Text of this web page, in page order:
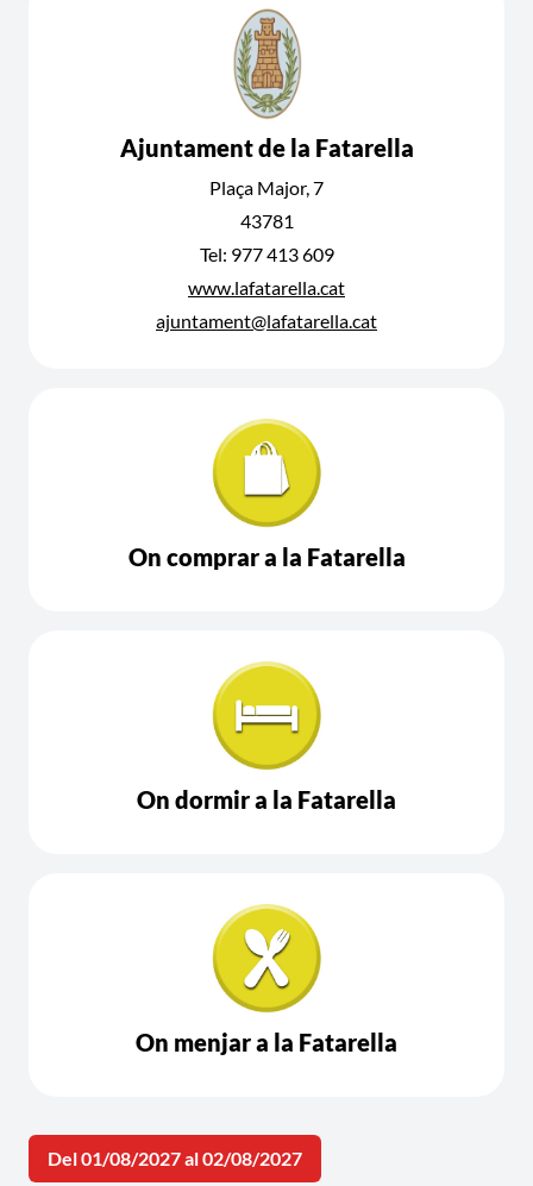
Ajuntament de la Fatarella
Plaça Major, 7
43781
Tel: 977 413 609
www.lafatarella.cat
ajuntament@lafatarella.cat
On comprar a la Fatarella
On dormir a la Fatarella
On menjar a la Fatarella
Del 01/08/2027 al 02/08/2027